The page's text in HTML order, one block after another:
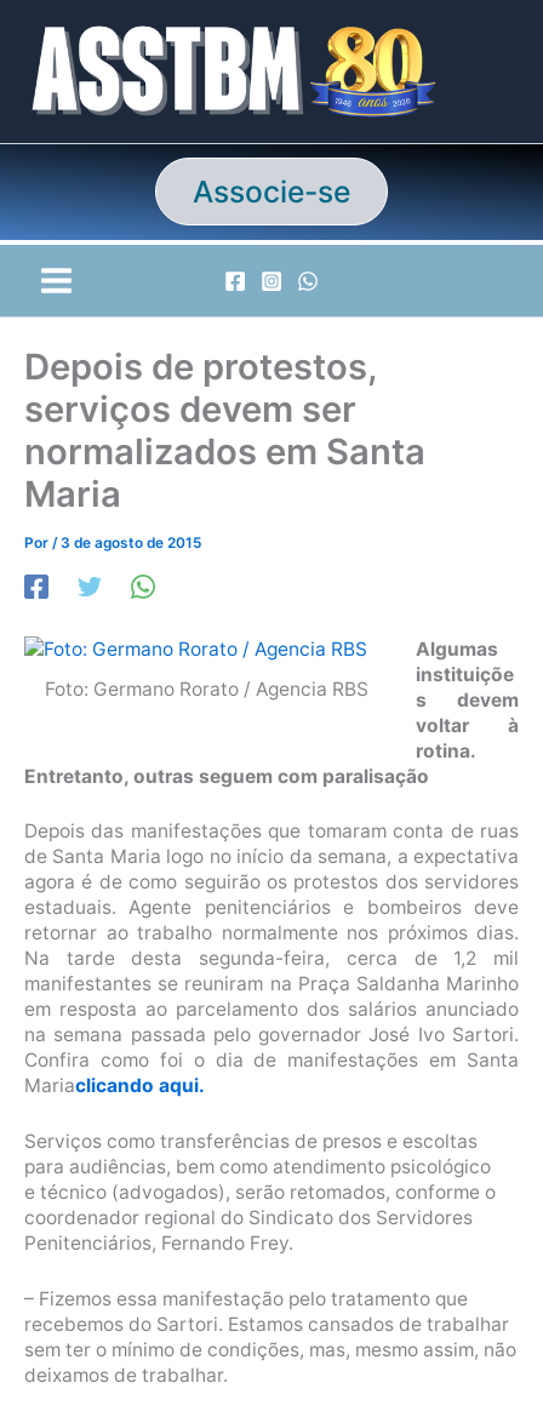
conteúdo
Associe-se
Depois de protestos,
serviços devem ser
normalizados em Santa
Maria
Por /3 de agosto de 2015
Foto: Germano Rorato / Agencia RBS
Algumas
instituiçõe
s devem
voltar à
rotina.
Entretanto, outras seguem com paralisação
Depois das manifestações que tomaram conta de ruas
de Santa Maria logo no início da semana, a expectativa
agora é de como seguirão os protestos dos servidores
estaduais. Agente penitenciários e bombeiros deve
retornar ao trabalho normalmente nos próximos dias.
Na tarde desta segunda-feira, cerca de 1,2 mil
manifestantes se reuniram na Praça Saldanha Marinho
em resposta ao parcelamento dos salários anunciado
na semana passada pelo governador José Ivo Sartori.
Confira como foi o dia de manifestações em Santa
Mariaclicando aqui.
Serviços como transferências de presos e escoltas
para audiências, bem como atendimento psicológico
e técnico (advogados), serão retomados, conforme o
coordenador regional do Sindicato dos Servidores
Penitenciários, Fernando Frey.
– Fizemos essa manifestação pelo tratamento que
recebemos do Sartori. Estamos cansados de trabalhar
sem ter o mínimo de condições, mas, mesmo assim, não
deixamos de trabalhar.